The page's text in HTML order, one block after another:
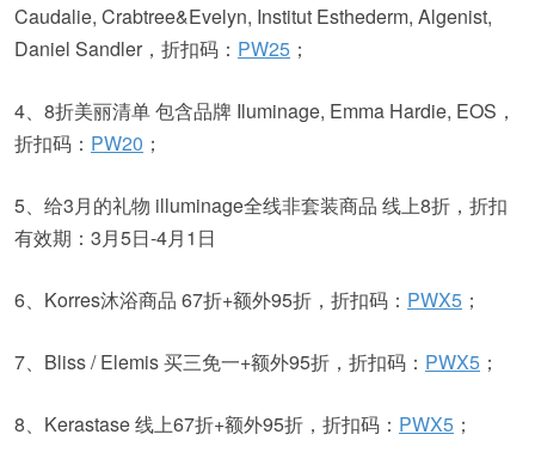
Caudalie, Crabtree&Evelyn, Institut Esthederm, Algenist,
Daniel Sandler，折扣码： PW25 ；
4、8折美丽清单 包含品牌 Iluminage, Emma Hardie, EOS，
折扣码： PW20 ；
5、给3月的礼物 illuminage全线非套装商品 线上8折，折扣
有效期：3月5日-4月1日
6、Korres沐浴商品 67折+额外95折，折扣码： PWX5 ；
7、Bliss / Elemis 买三免一+额外95折，折扣码： PWX5 ；
8、Kerastase 线上67折+额外95折，折扣码： PWX5 ；